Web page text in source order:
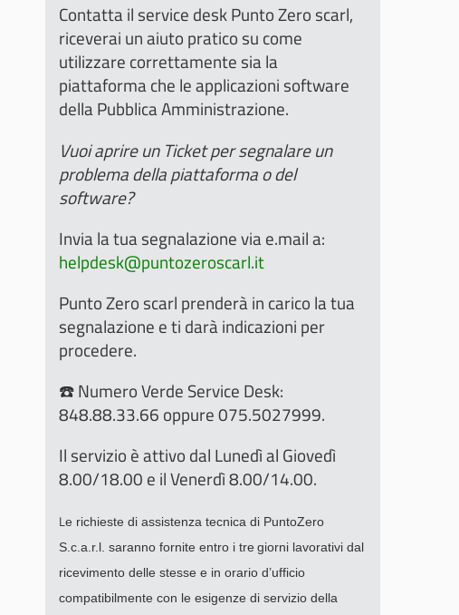
Contatta il service desk Punto Zero scarl,
riceverai un aiuto pratico su come
utilizzare correttamente sia la
piattaforma che le applicazioni software
della Pubblica Amministrazione.
Vuoi aprire un Ticket per segnalare un
problema della piattaforma o del
software?
Invia la tua segnalazione via e.mail a:
helpdesk@puntozeroscarl.it
Punto Zero scarl prenderà in carico la tua
segnalazione e ti darà indicazioni per
procedere.
☎️ Numero Verde Service Desk:
848.88.33.66 oppure 075.5027999.
Il servizio è attivo dal Lunedì al Giovedì
8.00/18.00 e il Venerdì 8.00/14.00.
Le richieste di assistenza tecnica di PuntoZero
S.c.a.r.l. saranno fornite entro i tre giorni lavorativi dal
ricevimento delle stesse e in orario d’ufficio
compatibilmente con le esigenze di servizio della